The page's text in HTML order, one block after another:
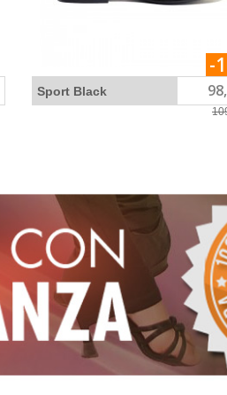
Sport Black
-